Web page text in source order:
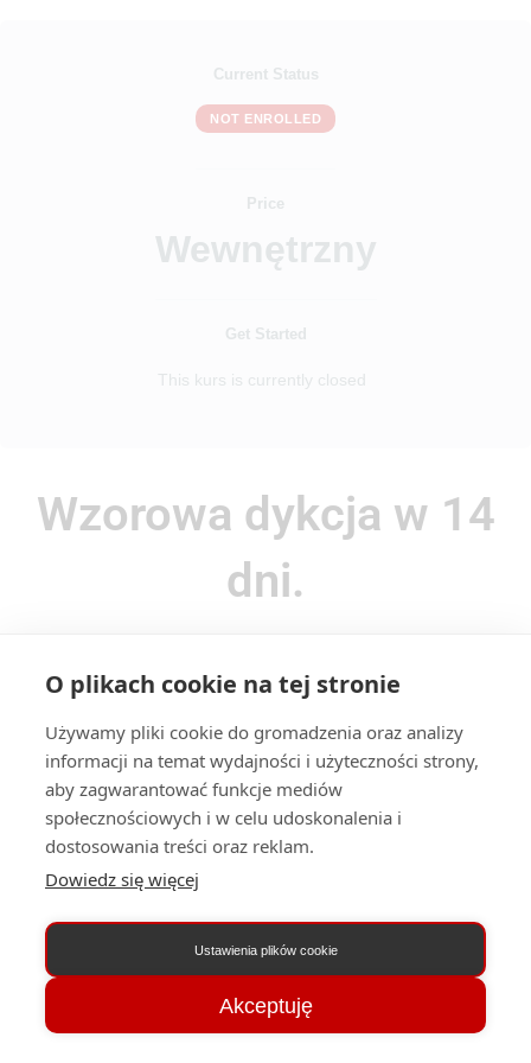
O plikach cookie na tej stronie
Używamy pliki cookie do gromadzenia oraz analizy
informacji na temat wydajności i użyteczności strony,
aby zagwarantować funkcje mediów
społecznościowych i w celu udoskonalenia i
dostosowania treści oraz reklam.
Dowiedz się więcej
Ustawienia plików cookie
Akceptuję
Current Status
NOT ENROLLED
Price
Wewnętrzny
Get Started
This kurs is currently closed
Wzorowa dykcja w 14
dni.
wszystkie działy dostępne w ramach swojej 14 dniowej
kliknij w wybrany dział – zalecam realizowanie kursu w
domyślnej kolejności – jest ona nieprzypadkowa.